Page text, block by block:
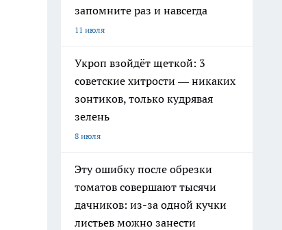
запомните раз и навсегда
11 июля
Укроп взойдёт щеткой: 3
советские хитрости — никаких
зонтиков, только кудрявая
зелень
8 июля
Эту ошибку после обрезки
томатов совершают тысячи
дачников: из-за одной кучки
листьев можно занести